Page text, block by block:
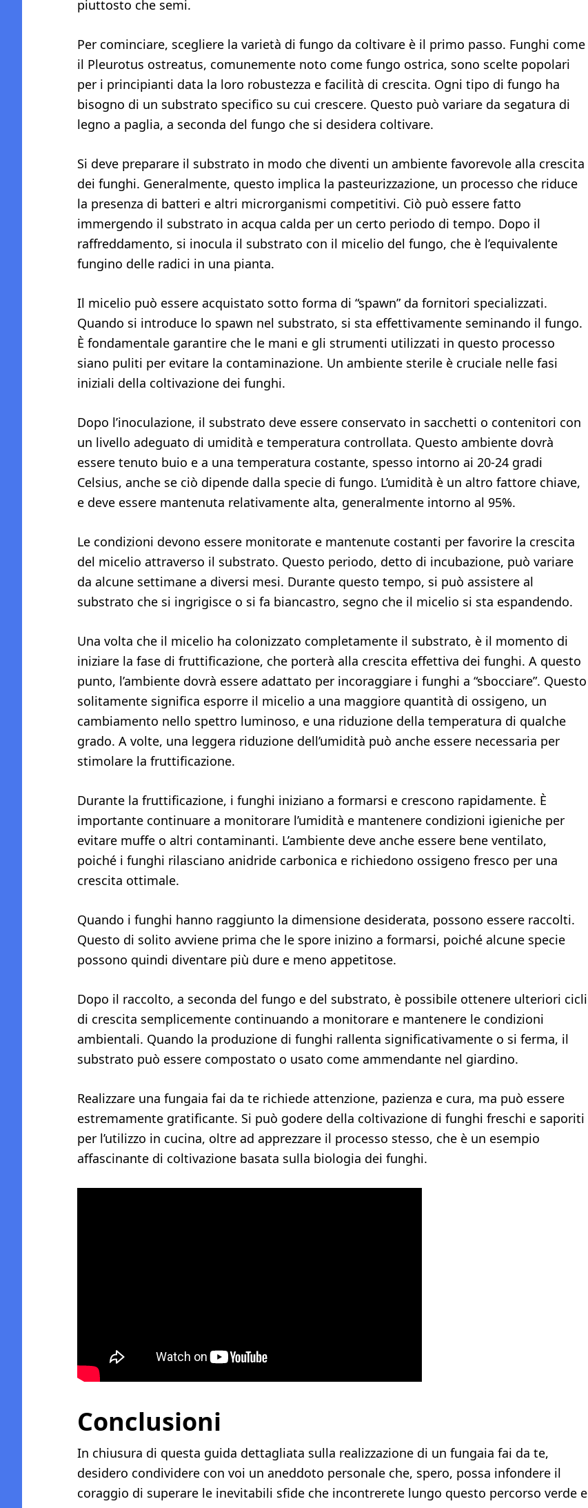
piuttosto che semi.
Per cominciare, scegliere la varietà di fungo da coltivare è il primo passo. Funghi come
il Pleurotus ostreatus, comunemente noto come fungo ostrica, sono scelte popolari
per i principianti data la loro robustezza e facilità di crescita. Ogni tipo di fungo ha
bisogno di un substrato specifico su cui crescere. Questo può variare da segatura di
legno a paglia, a seconda del fungo che si desidera coltivare.
Si deve preparare il substrato in modo che diventi un ambiente favorevole alla crescita
dei funghi. Generalmente, questo implica la pasteurizzazione, un processo che riduce
la presenza di batteri e altri microrganismi competitivi. Ciò può essere fatto
immergendo il substrato in acqua calda per un certo periodo di tempo. Dopo il
raffreddamento, si inocula il substrato con il micelio del fungo, che è l’equivalente
fungino delle radici in una pianta.
Il micelio può essere acquistato sotto forma di “spawn” da fornitori specializzati.
Quando si introduce lo spawn nel substrato, si sta effettivamente seminando il fungo.
È fondamentale garantire che le mani e gli strumenti utilizzati in questo processo
siano puliti per evitare la contaminazione. Un ambiente sterile è cruciale nelle fasi
iniziali della coltivazione dei funghi.
Dopo l’inoculazione, il substrato deve essere conservato in sacchetti o contenitori con
un livello adeguato di umidità e temperatura controllata. Questo ambiente dovrà
essere tenuto buio e a una temperatura costante, spesso intorno ai 20-24 gradi
Celsius, anche se ciò dipende dalla specie di fungo. L’umidità è un altro fattore chiave,
e deve essere mantenuta relativamente alta, generalmente intorno al 95%.
Le condizioni devono essere monitorate e mantenute costanti per favorire la crescita
del micelio attraverso il substrato. Questo periodo, detto di incubazione, può variare
da alcune settimane a diversi mesi. Durante questo tempo, si può assistere al
substrato che si ingrigisce o si fa biancastro, segno che il micelio si sta espandendo.
Una volta che il micelio ha colonizzato completamente il substrato, è il momento di
iniziare la fase di fruttificazione, che porterà alla crescita effettiva dei funghi. A questo
punto, l’ambiente dovrà essere adattato per incoraggiare i funghi a “sbocciare”. Questo
solitamente significa esporre il micelio a una maggiore quantità di ossigeno, un
cambiamento nello spettro luminoso, e una riduzione della temperatura di qualche
grado. A volte, una leggera riduzione dell’umidità può anche essere necessaria per
stimolare la fruttificazione.
Durante la fruttificazione, i funghi iniziano a formarsi e crescono rapidamente. È
importante continuare a monitorare l’umidità e mantenere condizioni igieniche per
evitare muffe o altri contaminanti. L’ambiente deve anche essere bene ventilato,
poiché i funghi rilasciano anidride carbonica e richiedono ossigeno fresco per una
crescita ottimale.
Quando i funghi hanno raggiunto la dimensione desiderata, possono essere raccolti.
Questo di solito avviene prima che le spore inizino a formarsi, poiché alcune specie
possono quindi diventare più dure e meno appetitose.
Dopo il raccolto, a seconda del fungo e del substrato, è possibile ottenere ulteriori cicli
di crescita semplicemente continuando a monitorare e mantenere le condizioni
ambientali. Quando la produzione di funghi rallenta significativamente o si ferma, il
substrato può essere compostato o usato come ammendante nel giardino.
Realizzare una fungaia fai da te richiede attenzione, pazienza e cura, ma può essere
estremamente gratificante. Si può godere della coltivazione di funghi freschi e saporiti
per l’utilizzo in cucina, oltre ad apprezzare il processo stesso, che è un esempio
affascinante di coltivazione basata sulla biologia dei funghi.
Conclusioni
In chiusura di questa guida dettagliata sulla realizzazione di un fungaia fai da te,
desidero condividere con voi un aneddoto personale che, spero, possa infondere il
coraggio di superare le inevitabili sfide che incontrerete lungo questo percorso verde e